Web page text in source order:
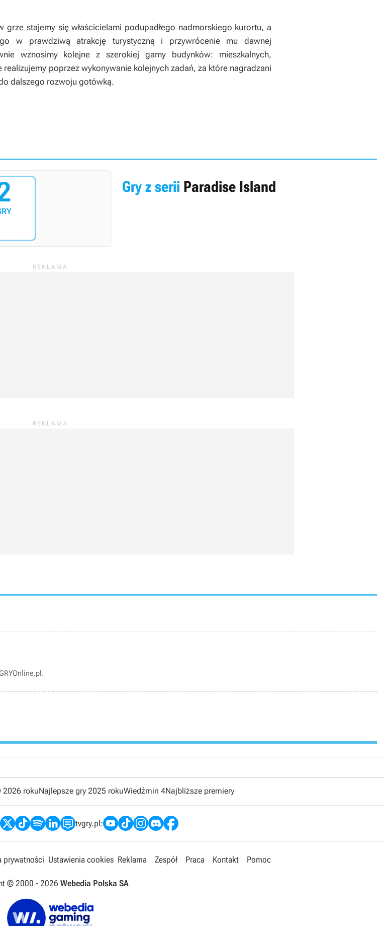
stajemy się właścicielami podupadłego nadmorskiego kurortu, a
go w prawdziwą atrakcję turystyczną i przywrócenie mu dawnej
wznosimy kolejne z szerokiej gamy budynków: mieszkalnych,
poprzez wykonywanie kolejnych zadań, za które nagradzani
dalszego rozwoju gotówką.
Gry z serii Paradise Island
2026 rokuNajlepsze gry 2025 rokuWiedźmin 4Najbliższe premiery
tvgry.pl:
prywatności Ustawienia cookies Reklama Zespół Praca Kontakt Pomoc
© 2000 - 2026 Webedia Polska SA